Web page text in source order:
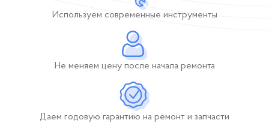
Используем современные инструменты
Не меняем цену после начала ремонта
Даем годовую гарантию на ремонт и запчасти